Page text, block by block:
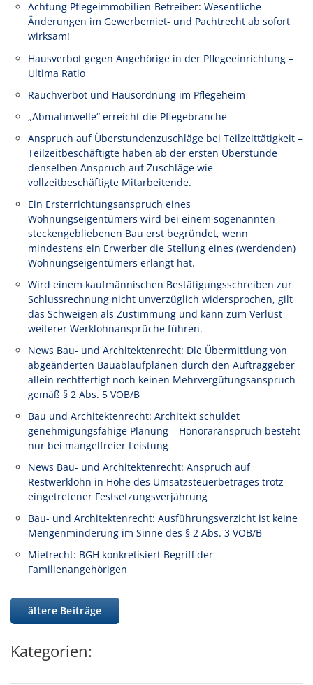
Achtung Pflegeimmobilien-Betreiber: Wesentliche
Änderungen im Gewerbemiet- und Pachtrecht ab sofort
wirksam!
Hausverbot gegen Angehörige in der Pflegeeinrichtung –
Ultima Ratio
Rauchverbot und Hausordnung im Pflegeheim
„Abmahnwelle“ erreicht die Pflegebranche
Anspruch auf Überstundenzuschläge bei Teilzeittätigkeit –
Teilzeitbeschäftigte haben ab der ersten Überstunde
denselben Anspruch auf Zuschläge wie
vollzeitbeschäftigte Mitarbeitende.
Ein Ersterrichtungsanspruch eines
Wohnungseigentümers wird bei einem sogenannten
steckengebliebenen Bau erst begründet, wenn
mindestens ein Erwerber die Stellung eines (werdenden)
Wohnungseigentümers erlangt hat.
Wird einem kaufmännischen Bestätigungsschreiben zur
Schlussrechnung nicht unverzüglich widersprochen, gilt
das Schweigen als Zustimmung und kann zum Verlust
weiterer Werklohnansprüche führen.
News Bau- und Architektenrecht: Die Übermittlung von
abgeänderten Bauablaufplänen durch den Auftraggeber
allein rechtfertigt noch keinen Mehrvergütungsanspruch
gemäß § 2 Abs. 5 VOB/B
Bau und Architektenrecht: Architekt schuldet
genehmigungsfähige Planung – Honoraranspruch besteht
nur bei mangelfreier Leistung
News Bau- und Architektenrecht: Anspruch auf
Restwerklohn in Höhe des Umsatzsteuerbetrages trotz
eingetretener Festsetzungsverjährung
Bau- und Architektenrecht: Ausführungsverzicht ist keine
Mengenminderung im Sinne des § 2 Abs. 3 VOB/B
Mietrecht: BGH konkretisiert Begriff der
Familienangehörigen
ältere Beiträge
Kategorien: